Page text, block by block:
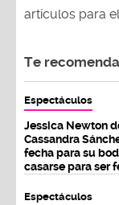
artículos para
Te
Espectáculos
Jessica Newton
Cassandra
fecha para su
casarse para ser
Espectáculos